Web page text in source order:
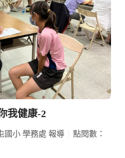
我健康-2
國小 學務處 報導
點閱數：